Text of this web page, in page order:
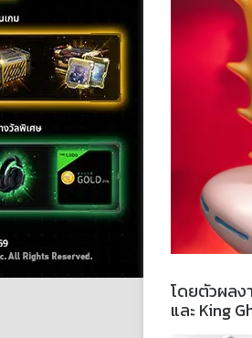
โดยตัวผลง
และ King